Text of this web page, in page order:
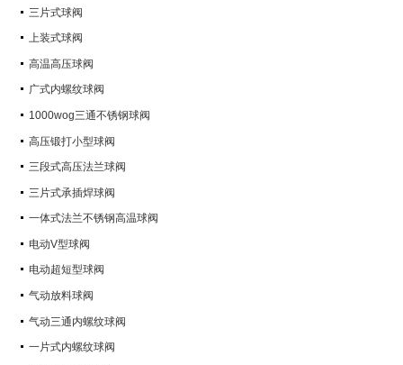
三片式球阀
上装式球阀
高温高压球阀
广式内螺纹球阀
1000wog三通不锈钢球阀
高压锻打小型球阀
三段式高压法兰球阀
三片式承插焊球阀
一体式法兰不锈钢高温球阀
电动V型球阀
电动超短型球阀
气动放料球阀
气动三通内螺纹球阀
一片式内螺纹球阀